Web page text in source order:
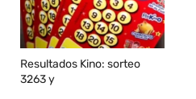
Resultados Kino: sorteo
3263 y